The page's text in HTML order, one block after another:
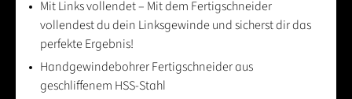
Mit Links vollendet – Mit dem Fertigschneider
vollendest du dein Linksgewinde und sicherst dir das
perfekte Ergebnis!
Handgewindebohrer Fertigschneider aus
geschliffenem HSS-Stahl